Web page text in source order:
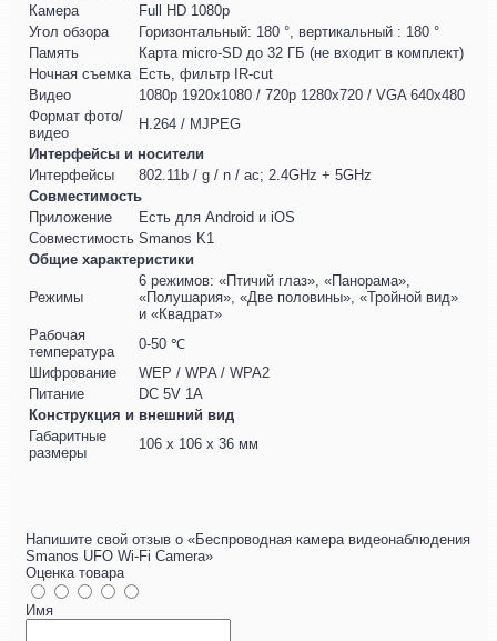
Камера
Full HD 1080p
Угол обзора
Горизонтальный: 180 °, вертикальный : 180 °
Память
Карта micro-SD до 32 ГБ (не входит в комплект)
Ночная съемка Есть, фильтр IR-cut
Видео
1080p 1920x1080 / 720p 1280x720 / VGA 640x480
Формат фото/
видео
H.264 / MJPEG
Интерфейсы и носители
Интерфейсы
802.11b / g / n / ac; 2.4GHz + 5GHz
Совместимость
Приложение
Есть для Android и iOS
Совместимость Smanos K1
Общие характеристики
Режимы
6 режимов: «Птичий глаз», «Панорама»,
«Полушария», «Две половины», «Тройной вид»
и «Квадрат»
Рабочая
температура
0-50 ℃
Шифрование
WEP / WPA / WPA2
Питание
DC 5V 1A
Конструкция и внешний вид
Габаритные
размеры
106 х 106 х 36 мм
Напишите свой отзыв о «Беспроводная камера видеонаблюдения
Smanos UFO Wi-Fi Camera»
Оценка товара
Имя